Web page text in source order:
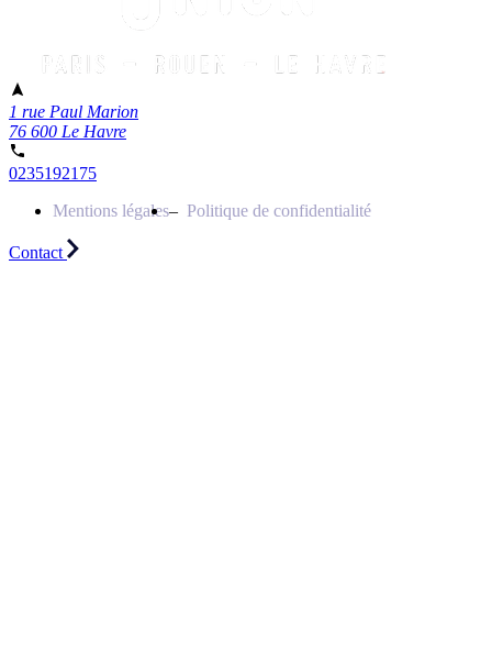
1 rue Paul Marion
76 600 Le Havre
0235192175
Mentions légales
Politique de confidentialité
Contact